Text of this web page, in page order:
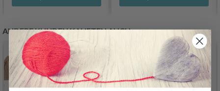
ANDERE KUNDEN KAUFTEN AUCH